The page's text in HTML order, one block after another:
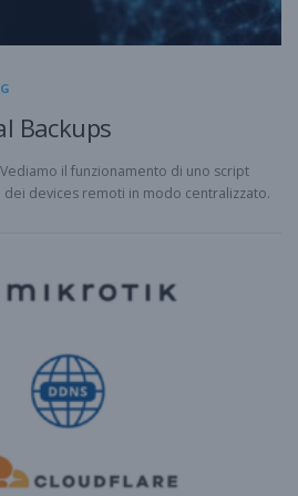
Backups
Vediamo il funzionamento di uno script
devices remoti in modo centralizzato.